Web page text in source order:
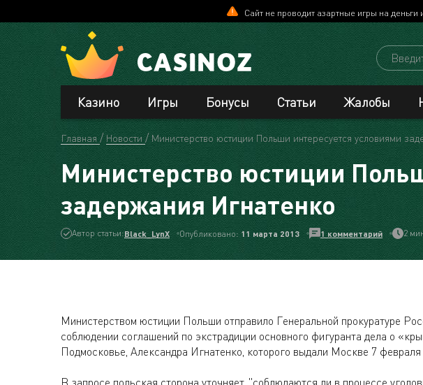
Сайт не проводит азартные игры на
Казино Игры Бонусы Статьи Жалобы
Главная Новости Министерство юстиции Польши интересуется условиями
Министерство юстиции
задержания Игнатенко
Автор статьи:Black_LynX Опубликовано: 11 мартa 2013 1 комментарий 2
Министерством юстиции Польши отправило Генеральной прокуратуре
соблюдении соглашений по экстрадиции основного фигуранта дела о
Подмосковье, Александра Игнатенко, которого выдали Москве 7 февраля
В запросе польская сторона уточняет, "соблюдаются ли в процессе